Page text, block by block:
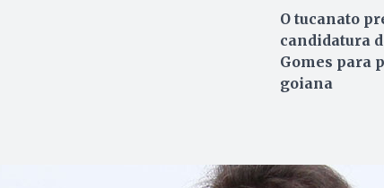
O tucanato
candidatura
Gomes para
goiana